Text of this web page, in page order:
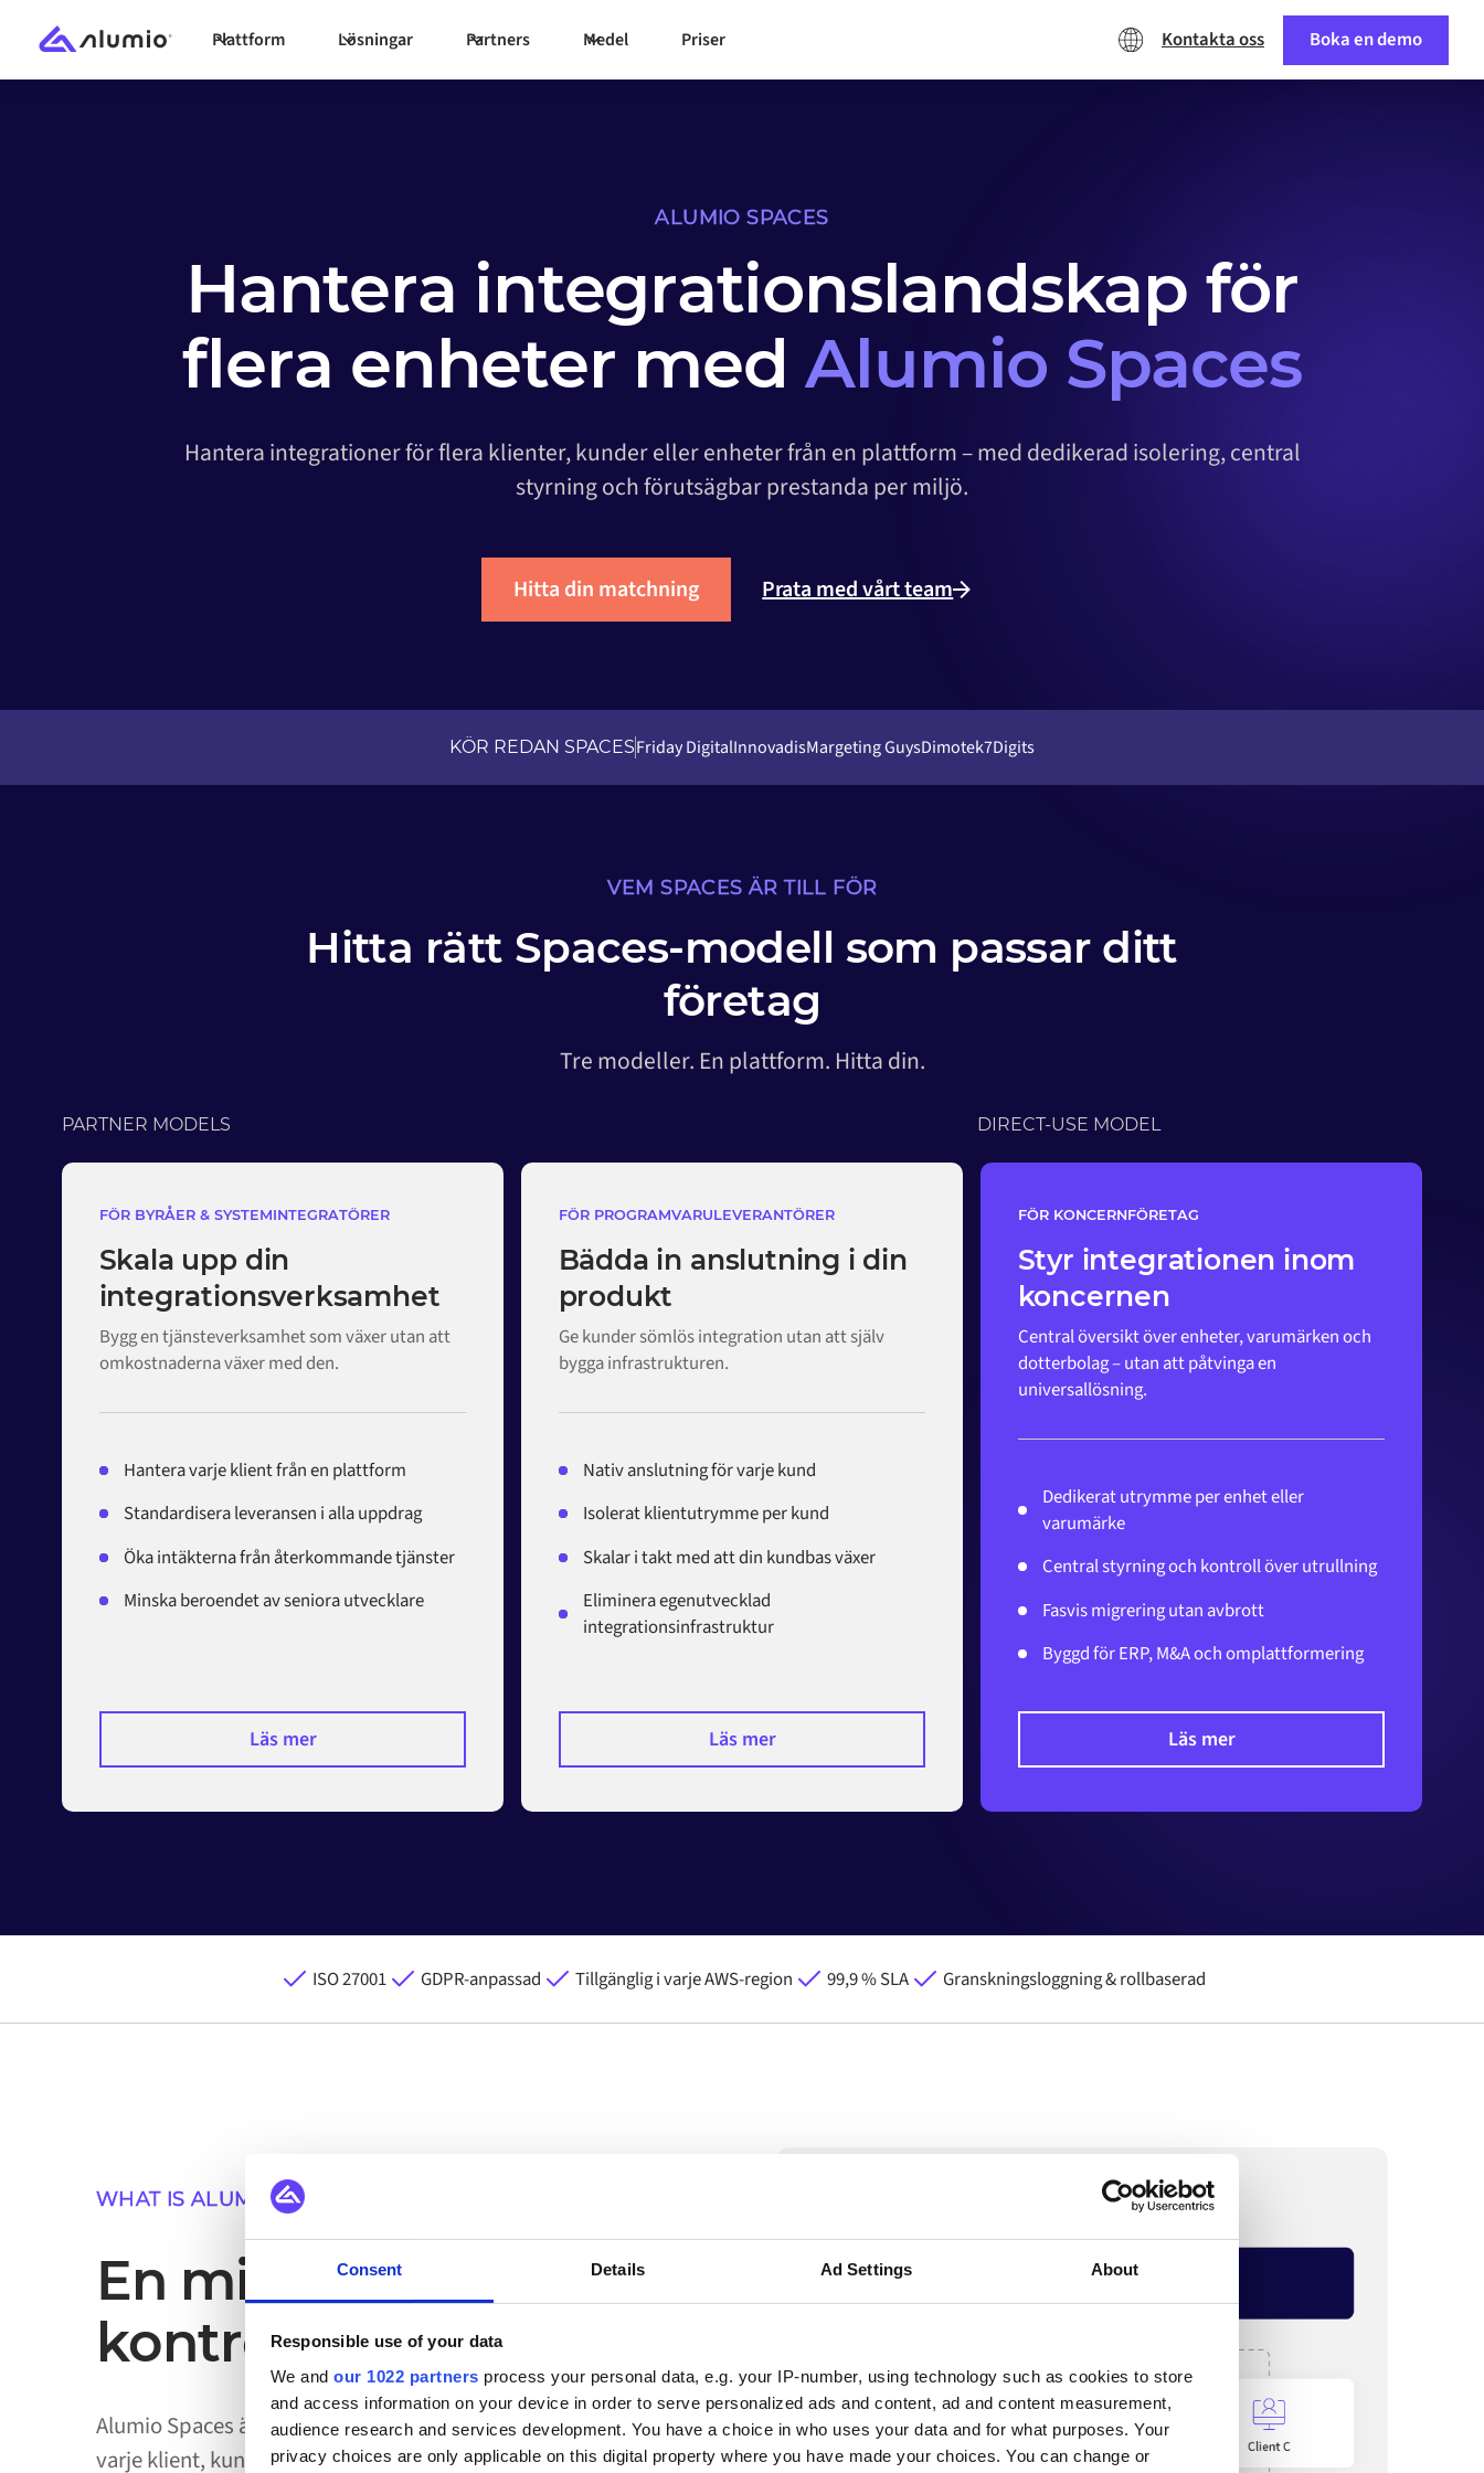
Consent Details Ad Settings About
Responsible use of your data
We and our 1022 partners process your personal data, e.g. your IP-number, using technology such as cookies to store
and access information on your device in order to serve personalized ads and content, ad and content measurement,
audience research and services development. You have a choice in who uses your data and for what purposes. Your
privacy choices are only applicable on this digital property where you have made your choices. You can change or
Plattform Lösningar Partners Medel Priser Kontakta oss Boka en demo
ALUMIO SPACES
Hantera integrationslandskap för
flera enheter medAlumio Spaces
Hantera integrationer för flera klienter, kunder eller enheter från en plattform – med dedikerad isolering, central
styrning och förutsägbar prestanda per miljö.
Hitta din matchning Prata med vårt team
KÖR REDAN SPACESFriday DigitalInnovadisMargeting GuysDimotek7Digits
VEM SPACES ÄR TILL FÖR
Hitta rätt Spaces-modell som passar ditt
företag
Tre modeller. En plattform. Hitta din.
PARTNER MODELS DIRECT-USE MODEL
FÖR BYRÅER & SYSTEMINTEGRATÖRER
Skala upp din
integrationsverksamhet
Bygg en tjänsteverksamhet som växer utan att
omkostnaderna växer med den.
Hantera varje klient från en plattform
Standardisera leveransen i alla uppdrag
Öka intäkterna från återkommande tjänster
Minska beroendet av seniora utvecklare
Läs mer
FÖR PROGRAMVARULEVERANTÖRER
Bädda in anslutning i din
produkt
Ge kunder sömlös integration utan att själv
bygga infrastrukturen.
Nativ anslutning för varje kund
Isolerat klientutrymme per kund
Skalar i takt med att din kundbas växer
Eliminera egenutvecklad
integrationsinfrastruktur
Läs mer
FÖR KONCERNFÖRETAG
Styr integrationen inom
koncernen
Central översikt över enheter, varumärken och
dotterbolag – utan att påtvinga en
universallösning.
Dedikerat utrymme per enhet eller
varumärke
Central styrning och kontroll över utrullning
Fasvis migrering utan avbrott
Byggd för ERP, M&A och omplattformering
Läs mer
ISO 27001 GDPR-anpassad Tillgänglig i varje AWS-region 99,9 % SLA Granskningsloggning & rollbaserad
WHAT IS ALUMIO SPACES
En miljö. Varje klient. Full
kontroll.
Alumio Spaces är en dedikerad funktion inom Alumio iPaaS som ger
varje klient, kund eller affärsenhet sin egen isolerade integrationsmiljö –